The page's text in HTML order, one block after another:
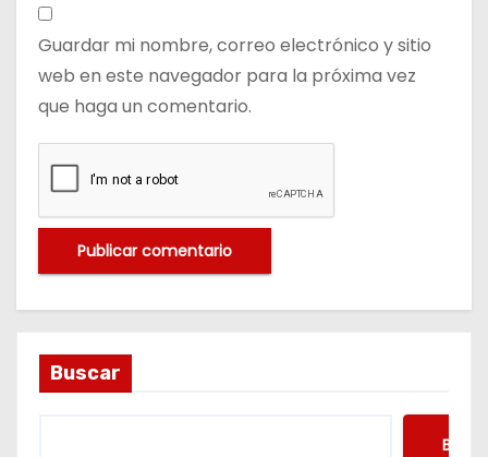
Guardar mi nombre, correo electrónico y sitio
web en este navegador para la próxima vez
que haga un comentario.
Buscar